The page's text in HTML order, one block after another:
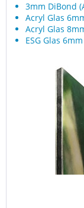
3mm DiBond
Acryl Glas
Acryl Glas
ESG Glas 6mm